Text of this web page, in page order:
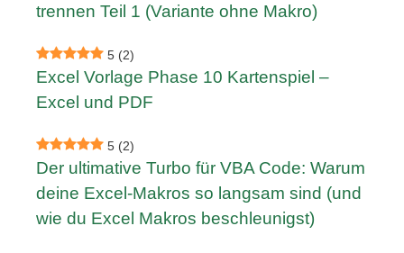
trennen Teil 1 (Variante ohne Makro)
5 (2)
Excel Vorlage Phase 10 Kartenspiel –
Excel und PDF
5 (2)
Der ultimative Turbo für VBA Code: Warum
deine Excel-Makros so langsam sind (und
wie du Excel Makros beschleunigst)